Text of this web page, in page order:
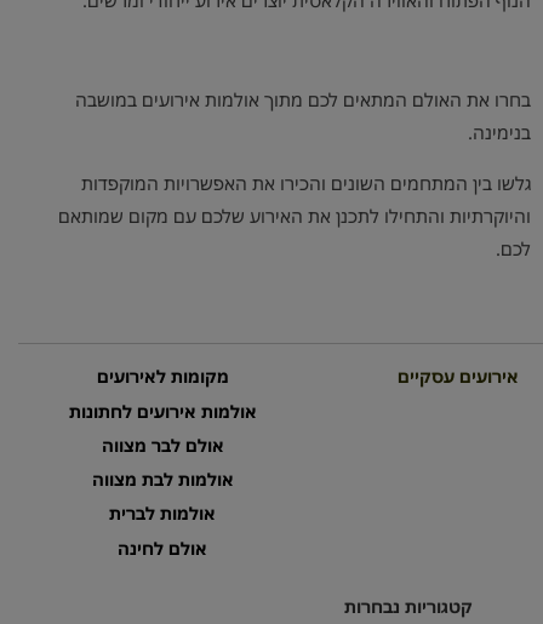
בחרו את האולם המתאים לכם מתוך אולמות אירועים במושבה
בנימינה.
גלשו בין המתחמים השונים והכירו את האפשרויות המוקפדות
והיוקרתיות והתחילו לתכנן את האירוע שלכם עם מקום שמותאם
לכם.
אירועים עסקיים
מקומות לאירועים
אולמות אירועים לחתונות
אולם לבר מצווה
אולמות לבת מצווה
אולמות לברית
אולם לחינה
קטגוריות נבחרות